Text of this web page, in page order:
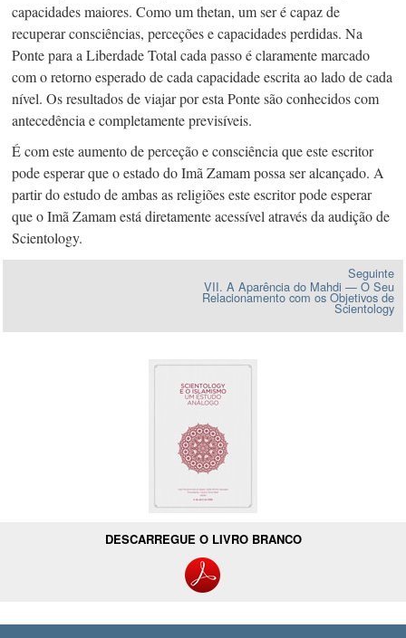
capacidades maiores. Como um thetan, um ser é capaz de
recuperar consciências, perceções e capacidades perdidas. Na
Ponte para a Liberdade Total cada passo é claramente marcado
com o retorno esperado de cada capacidade escrita ao lado de cada
nível. Os resultados de viajar por esta Ponte são conhecidos com
antecedência e completamente previsíveis.
É com este aumento de perceção e consciência que este escritor
pode esperar que o estado do Imã Zamam possa ser alcançado. A
partir do estudo de ambas as religiões este escritor pode esperar
que o Imã Zamam está diretamente acessível através da audição de
Scientology.
Seguinte
VII. A Aparência do Mahdi — O Seu
Relacionamento com os Objetivos de
Scientology
DESCARREGUE O LIVRO BRANCO